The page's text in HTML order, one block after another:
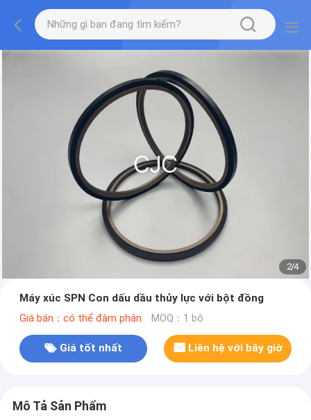
2/4
Máy xúc SPN Con dấu dầu thủy lực với bột đồng
Giá bán：có thể đàm phán MOQ：1 bộ
Giá tốt nhất Liên hệ với bây giờ
Mô Tả Sản Phẩm